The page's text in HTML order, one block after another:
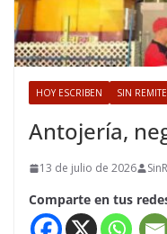
HOY ESCRIBEN SIN
Antojería,
13 de julio de 2026
Comparte en tus